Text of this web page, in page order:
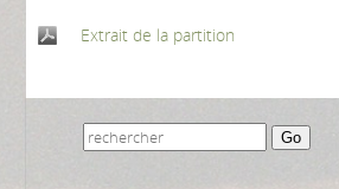
Extrait de la partition
Go